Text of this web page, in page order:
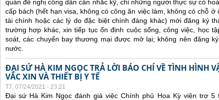
quán đề nghị công dân cân nhắc kỹ, chỉ những người thực sự có
cấp bách (hết hạn visa, không có công ăn việc làm, không có chỗ
tài chính hoặc các lý do đặc biệt chính đáng khác) mới đăng ký
trường hợp khác, xin tiếp tục ổn định cuộc sống, công việc, học
soát, các chuyến bay thương mại được mở lại; không nên đăng
nước.
ĐẠI SỨ HÀ KIM NGỌC TRẢ LỜI BÁO CHÍ VỀ TÌNH HÌNH
VẮC XIN VÀ THIẾT BỊ Y TẾ
T7, 07/24/2021 - 23:21
Đại sứ Hà Kim Ngọc đánh giá việc Chính phủ Hoa Kỳ viện trợ 5